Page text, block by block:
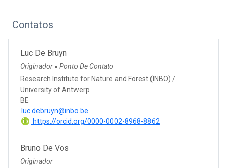
Contatos
Luc De Bruyn
Originador ● Ponto De Contato
Research Institute for Nature and Forest (INBO) /
University of Antwerp
BE
luc.debruyn@inbo.be
https://orcid.org/0000-0002-8968-8862
Bruno De Vos
Originador